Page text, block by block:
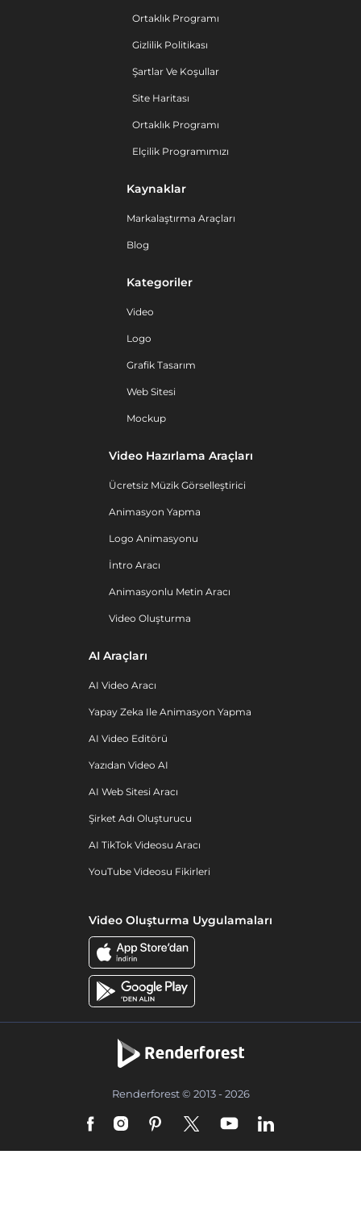
Ortaklık Programı
Gizlilik Politikası
Şartlar Ve Koşullar
Site Haritası
Ortaklık Programı
Elçilik Programımızı
Kaynaklar
Markalaştırma Araçları
Blog
Kategoriler
Video
Logo
Grafik Tasarım
Web Sitesi
Mockup
Video Hazırlama Araçları
Ücretsiz Müzik Görselleştirici
Animasyon Yapma
Logo Animasyonu
İntro Aracı
Animasyonlu Metin Aracı
Video Oluşturma
AI Araçları
AI Video Aracı
Yapay Zeka Ile Animasyon Yapma
AI Video Editörü
Yazıdan Video AI
AI Web Sitesi Aracı
Şirket Adı Oluşturucu
AI TikTok Videosu Aracı
YouTube Videosu Fikirleri
Video Oluşturma Uygulamaları
Renderforest © 2013 - 2026